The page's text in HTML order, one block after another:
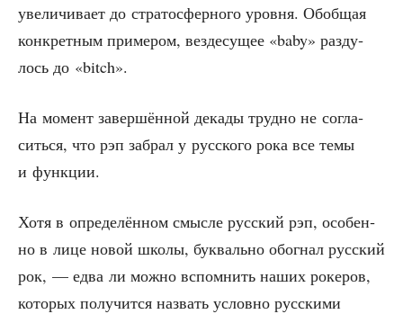
уве­ли­чи­ва­ет до стра­то­сфер­но­го уров­ня. Обоб­щая
кон­крет­ным при­ме­ром, вез­де­су­щее «baby» раз­ду­
лось до «bitch».
На момент завер­шён­ной дека­ды труд­но не согла­
сить­ся, что рэп забрал у рус­ско­го рока все темы
и функции.
Хотя в опре­де­лён­ном смыс­ле рус­ский рэп, осо­бен­
но в лице новой шко­лы, бук­валь­но обо­гнал рус­ский
рок, — едва ли мож­но вспом­нить наших роке­ров,
кото­рых полу­чит­ся назвать услов­но рус­ски­ми